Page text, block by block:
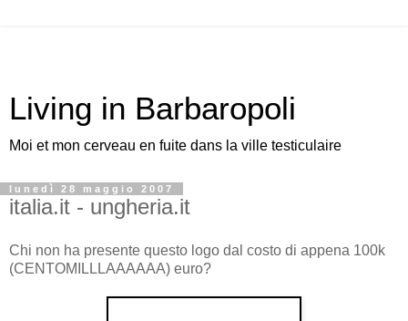
Living in Barbaropoli
Moi et mon cerveau en fuite dans la ville testiculaire
lunedì 28 maggio 2007
italia.it - ungheria.it
Chi non ha presente questo logo dal costo di appena 100k
(CENTOMILLLAAAAAA) euro?